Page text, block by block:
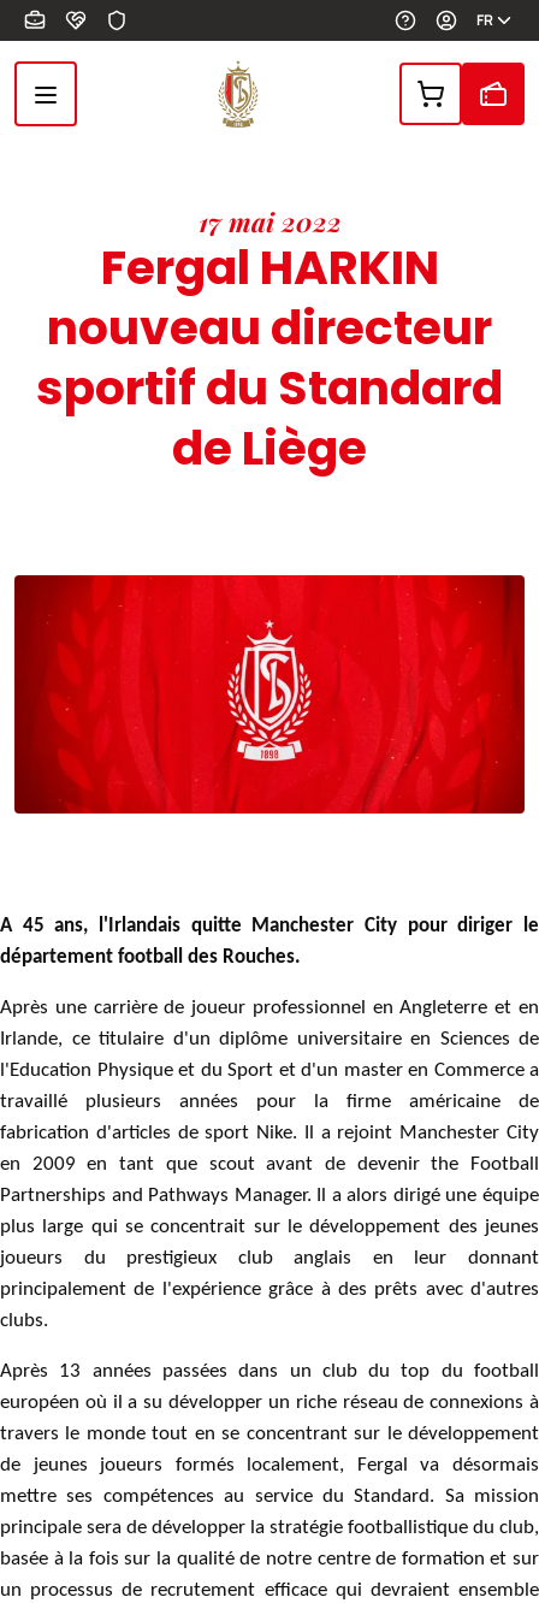
Aller au contenu principal FR
17 mai 2022
Fergal HARKIN
nouveau directeur
sportif du Standard
de Liège
A 45 ans, l'Irlandais quitte Manchester City pour diriger le
département football des Rouches.
Après une carrière de joueur professionnel en Angleterre et en
Irlande, ce titulaire d'un diplôme universitaire en Sciences de
l'Education Physique et du Sport et d'un master en Commerce a
travaillé plusieurs années pour la firme américaine de
fabrication d'articles de sport Nike. Il a rejoint Manchester City
en 2009 en tant que scout avant de devenir the Football
Partnerships and Pathways Manager. Il a alors dirigé une équipe
plus large qui se concentrait sur le développement des jeunes
joueurs du prestigieux club anglais en leur donnant
principalement de l'expérience grâce à des prêts avec d'autres
clubs.
Après 13 années passées dans un club du top du football
européen où il a su développer un riche réseau de connexions à
travers le monde tout en se concentrant sur le développement
de jeunes joueurs formés localement, Fergal va désormais
mettre ses compétences au service du Standard. Sa mission
principale sera de développer la stratégie footballistique du club,
basée à la fois sur la qualité de notre centre de formation et sur
un processus de recrutement efficace qui devraient ensemble